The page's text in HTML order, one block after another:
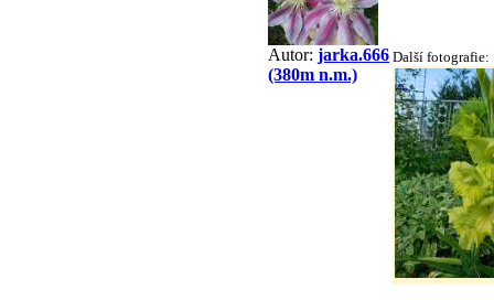
Autor: jarka.666
(380m n.m.)
Další fotografie: